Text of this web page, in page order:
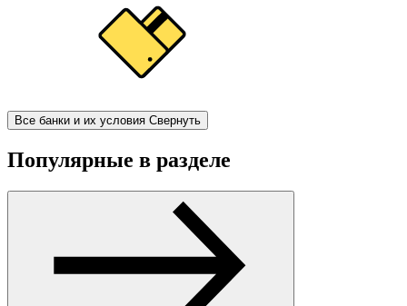
Все банки и их условия Свернуть
Популярные в разделе